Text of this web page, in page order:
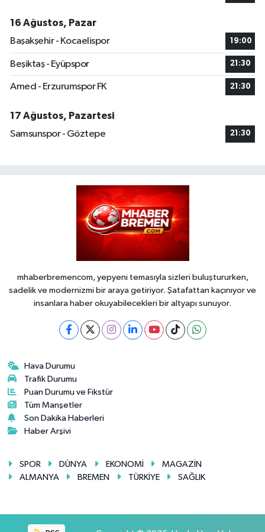
16 Ağustos, Pazar
Başakşehir - Kocaelispor
19:00
Beşiktaş - Eyüpspor 21:30
Amed - Erzurumspor FK 21:30
17 Ağustos, Pazartesi
Samsunspor - Göztepe
21:30
mhaberbremencom, yepyeni temasıyla sizleri buluştururken,
sadelik ve modernizmi bir araya getiriyor. Şatafattan kaçınıyor ve
insanlara haber okuyabilecekleri bir altyapı sunuyor.
Hava Durumu
Trafik Durumu
Puan Durumu ve Fikstür
Tüm Manşetler
Son Dakika Haberleri
Haber Arşivi
SPOR DÜNYA EKONOMİ
MAGAZİN
ALMANYA
BREMEN TÜRKİYE SAĞLIK